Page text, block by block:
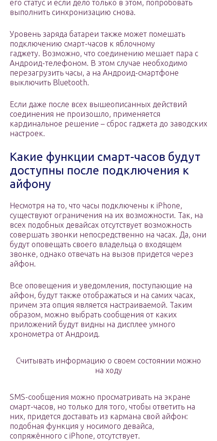
его статус и если дело только в этом, попробовать
выполнить синхронизацию снова.
Уровень заряда батареи также может помешать
подключению смарт-часов к яблочному
гаджету. Возможно, что соединению мешает пара с
Андроид-телефоном. В этом случае необходимо
перезагрузить часы, а на Андроид-смартфоне
выключить Bluetooth.
Если даже после всех вышеописанных действий
соединения не произошло, применяется
кардинальное решение – сброс гаджета до заводских
настроек.
Какие функции смарт-часов будут
доступны после подключения к
айфону
Несмотря на то, что часы подключены к iPhone,
существуют ограничения на их возможности. Так, на
всех подобных девайсах отсутствует возможность
совершать звонки непосредственно на часах. Да, они
будут оповещать своего владельца о входящем
звонке, однако отвечать на вызов придется через
айфон.
Все оповещения и уведомления, поступающие на
айфон, будут также отображаться и на самих часах,
причем эта опция является настраиваемой. Таким
образом, можно выбрать сообщения от каких
приложений будут видны на дисплее умного
хронометра от Андроид.
Считывать информацию о своем состоянии можно
на ходу
SMS-сообщения можно просматривать на экране
смарт-часов, но только для того, чтобы ответить на
них, придется доставать из кармана свой айфон:
подобная функция у носимого девайса,
сопряжённого с iPhone, отсутствует.